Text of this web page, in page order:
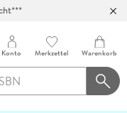
Konto Merkzettel Warenkorb